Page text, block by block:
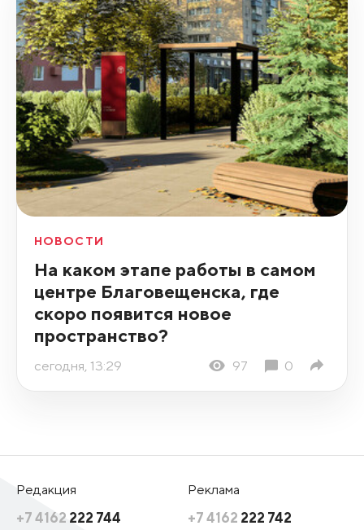
НОВОСТИ
На каком этапе работы в самом
центре Благовещенска, где
скоро появится новое
пространство?
сегодня, 13:29 97 0
Редакция
+7 4162 222 744
Реклама
+7 4162 222 742